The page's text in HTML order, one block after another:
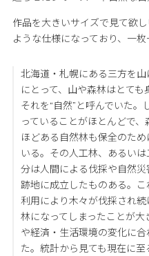
作品を大きいサイズで見て欲
ような仕様になっており、一枚
北海道・札幌にある三方を
にとって、山や森林はとて
それを“自然”と呼んでいた
っていることがほとんどで
ほどある自然林も保全のた
いる。その人工林、あるい
分は人間による伐採や自然
跡地に成立したものある。
利用により木々が伐採され
林になってしまったことが
や経済・生活環境の変化に
た。統計から見ても現在に